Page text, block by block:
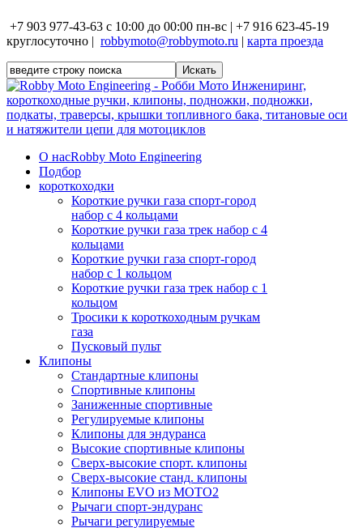
+7 903 977-43-63 с 10:00 до 00:00 пн-вс | +7 916 623-45-19
круглосуточно | robbymoto@robbymoto.ru | карта проезда
О насRobby Moto Engineering
Подбор
короткоходки
Короткие ручки газа спорт-город
набор с 4 кольцами
Короткие ручки газа трек набор с 4
кольцами
Короткие ручки газа спорт-город
набор с 1 кольцом
Короткие ручки газа трек набор с 1
кольцом
Тросики к короткоходным ручкам
газа
Пусковый пульт
Клипоны
Стандартные клипоны
Спортивные клипоны
Заниженные спортивные
Регулируемые клипоны
Клипоны для эндуранса
Высокие спортивные клипоны
Сверх-высокие спорт. клипоны
Сверх-высокие станд. клипоны
Клипоны EVO из MOTO2
Рычаги спорт-эндуранс
Рычаги регулируемые